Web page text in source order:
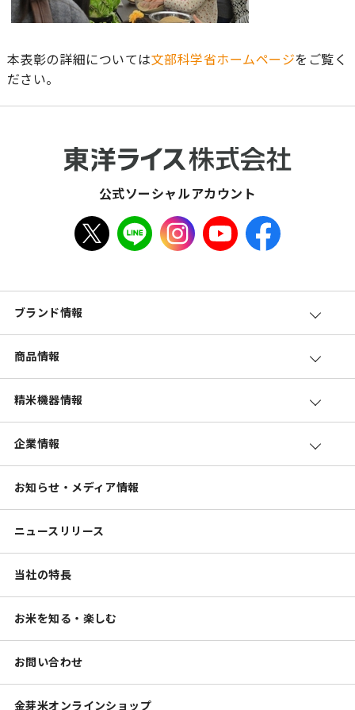
本表彰の詳細については文部科学省ホームページをご覧く
ださい。
公式ソーシャルアカウント
ブランド情報
商品情報
精米機器情報
企業情報
お知らせ・メディア情報
ニュースリリース
当社の特長
お米を知る・楽しむ
お問い合わせ
金芽米オンラインショップ